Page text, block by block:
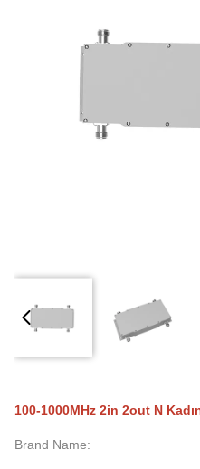
100-1000MHz 2in 2out N
Brand Name: